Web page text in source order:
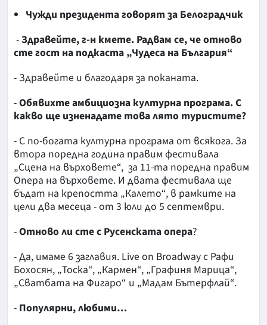
Чужди президента говорят за Белоградчик
-Здравейте, г-н кмете. Радвам се, че отново
сте гост на подкаста „Чудеса на България“
- Здравейте и благодаря за поканата.
-Обявихте амбициозна културна програма. С
какво ще изненадате това лято туристите?
- С по-богата културна програма от всякога. За
втора поредна година правим фестивала
„Сцена на върховете“, за 11-та поредна правим
Опера на върховете. И двата фестивала ще
бъдат на крепостта „Калето“, в рамките на
цели два месеца - от 3 юли до 5 септември.
-Отново ли сте с Русенската опера?
- Да, имаме 6 заглавия. Live on Broadway с Рафи
Бохосян, „Тоска“, „Кармен“, „Графиня Марица“,
„Сватбата на Фигаро“ и „Мадам Бътерфлай“.
- Популярни, любими…